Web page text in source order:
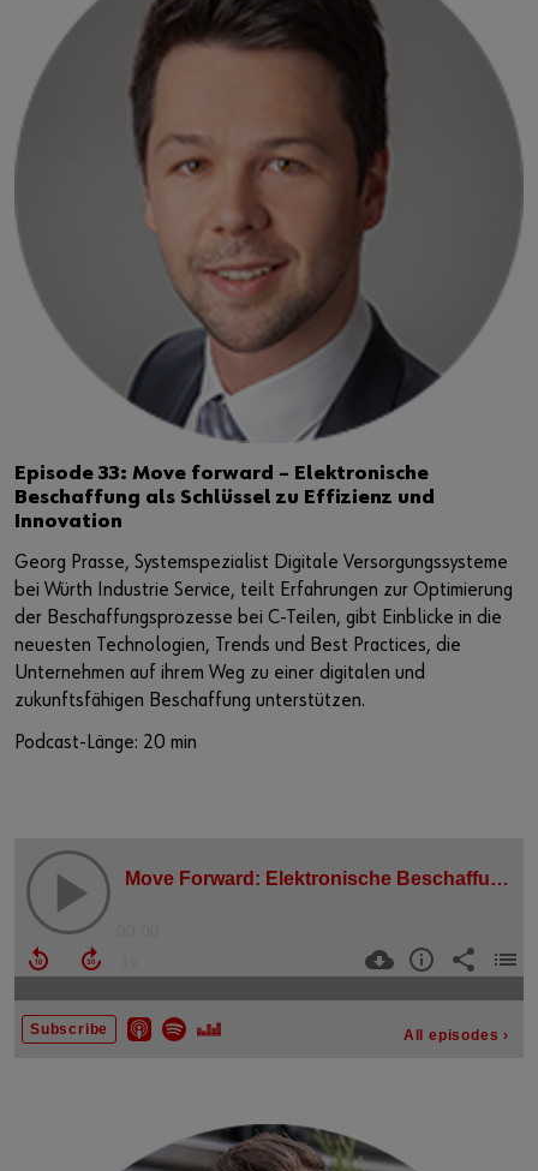
Episode 33: Move forward – Elektronische
Beschaffung als Schlüssel zu Effizienz und
Innovation
Georg Prasse, Systemspezialist Digitale Versorgungssysteme
bei Würth Industrie Service, teilt Erfahrungen zur Optimierung
der Beschaffungsprozesse bei C-Teilen, gibt Einblicke in die
neuesten Technologien, Trends und Best Practices, die
Unternehmen auf ihrem Weg zu einer digitalen und
zukunftsfähigen Beschaffung unterstützen.
Podcast-Länge: 20 min